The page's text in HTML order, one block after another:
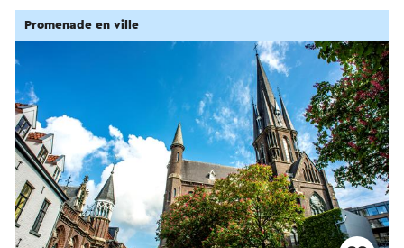
Promenade en ville